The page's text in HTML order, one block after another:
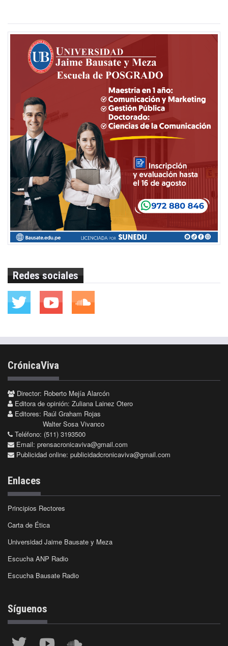
Redes sociales
CrónicaViva
Director: Roberto Mejía Alarcón
Editora de opinión: Zuliana Lainez Otero
Editores: Raúl Graham Rojas
Walter Sosa Vivanco
Teléfono: (511) 3193500
Email: prensacronicaviva@gmail.com
Publicidad online: publicidadcronicaviva@gmail.com
Enlaces
Principios Rectores
Carta de Ética
Universidad Jaime Bausate y Meza
Escucha ANP Radio
Escucha Bausate Radio
Síguenos